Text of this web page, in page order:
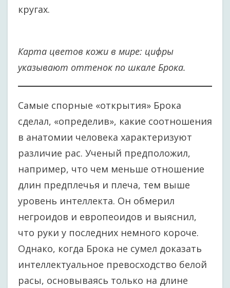
кругах.
Карта цветов кожи в мире: цифры
указывают оттенок по шкале Брока.
Самые спорные «открытия» Брока
сделал, «определив», какие соотношения
в анатомии человека характеризуют
различие рас. Ученый предположил,
например, что чем меньше отношение
длин предплечья и плеча, тем выше
уровень интеллекта. Он обмерил
негроидов и европеоидов и выяснил,
что руки у последних немного короче.
Однако, когда Брока не сумел доказать
интеллектуальное превосходство белой
расы, основываясь только на длине